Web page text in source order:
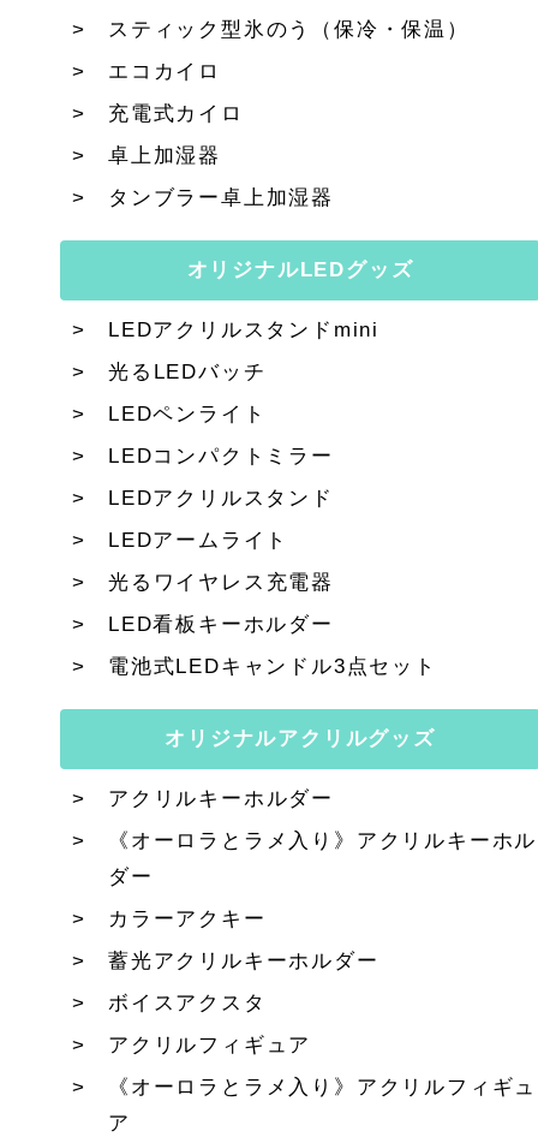
スティック型氷のう（保冷・保温）
エコカイロ
充電式カイロ
卓上加湿器
タンブラー卓上加湿器
オリジナルLEDグッズ
LEDアクリルスタンドmini
光るLEDバッチ
LEDペンライト
LEDコンパクトミラー
LEDアクリルスタンド
LEDアームライト
光るワイヤレス充電器
LED看板キーホルダー
電池式LEDキャンドル3点セット
オリジナルアクリルグッズ
アクリルキーホルダー
《オーロラとラメ入り》アクリルキーホル
ダー
カラーアクキー
蓄光アクリルキーホルダー
ボイスアクスタ
アクリルフィギュア
《オーロラとラメ入り》アクリルフィギュ
ア